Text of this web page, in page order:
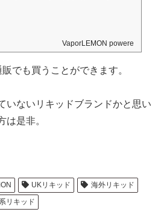
VaporLEMON powered by
でも買うことができます。
いないリキッドブランドかと思い
は是非。
UKリキッド
海外リキッド
リキッド